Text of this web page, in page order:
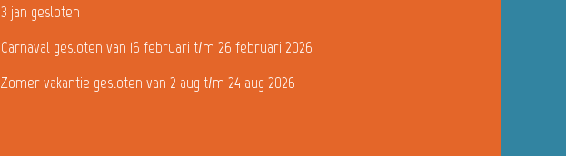
3 jan gesloten
Carnaval gesloten van 16 februari t/m 26 februari 2026
Zomer vakantie gesloten van 2 aug t/m 24 aug 2026